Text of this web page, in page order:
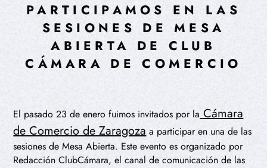
PARTICIPAMOS EN LAS
SESIONES DE MESA
ABIERTA DE CLUB
CÁMARA DE COMERCIO
El pasado 23 de enero fuimos invitados por laCámara
de Comercio de Zaragozaa participar en una de las
sesiones de Mesa Abierta. Este evento es organizado por
Redacción ClubCámara, el canal de comunicación de las